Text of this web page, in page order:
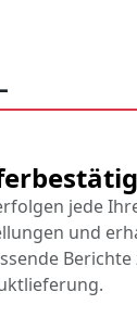
jede
und
Berichte